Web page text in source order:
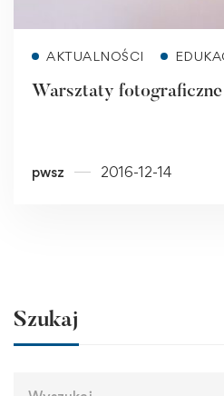
AKTUALNOŚCI
Warsztaty fotograficzne
pwsz 2016-12-14
Szukaj